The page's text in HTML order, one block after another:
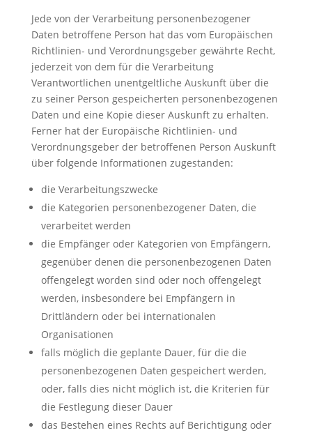
Jede von der Verarbeitung personenbezogener
Daten betroffene Person hat das vom Europäischen
Richtlinien- und Verordnungsgeber gewährte Recht,
jederzeit von dem für die Verarbeitung
Verantwortlichen unentgeltliche Auskunft über die
zu seiner Person gespeicherten personenbezogenen
Daten und eine Kopie dieser Auskunft zu erhalten.
Ferner hat der Europäische Richtlinien- und
Verordnungsgeber der betroffenen Person Auskunft
über folgende Informationen zugestanden:
die Verarbeitungszwecke
die Kategorien personenbezogener Daten, die
verarbeitet werden
die Empfänger oder Kategorien von Empfängern,
gegenüber denen die personenbezogenen Daten
offengelegt worden sind oder noch offengelegt
werden, insbesondere bei Empfängern in
Drittländern oder bei internationalen
Organisationen
falls möglich die geplante Dauer, für die die
personenbezogenen Daten gespeichert werden,
oder, falls dies nicht möglich ist, die Kriterien für
die Festlegung dieser Dauer
das Bestehen eines Rechts auf Berichtigung oder